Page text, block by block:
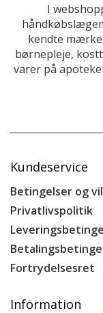
I
kendte
børnepleje,
varer på
Kundeservice
Betingelser og
Privatlivspolitik
Fortrydelsesret
Information